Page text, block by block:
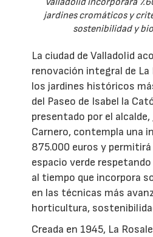
jardines cromáticos y
sostenibilidad y
La ciudad de Valladolid
renovación integral de La
los jardines históricos
del Paseo de Isabel la
presentado por el alcalde,
Carnero, contempla una
875.000 euros y
espacio verde
al tiempo que incorpora
en las técnicas más
horticultura,
Creada en 1945, La